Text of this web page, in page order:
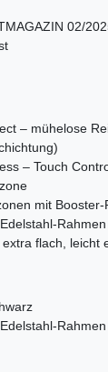
02/
– mühelose
– Touch
mit Booster-
Rahmen
flach, leicht
Rahmen